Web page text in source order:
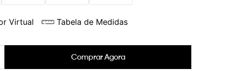
Virtual Tabela de Medidas
Comprar Agora